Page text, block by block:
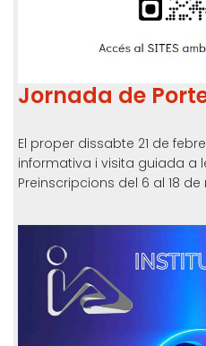
Jornada de
El proper dissabte 21 de
informativa i visita guiada a
Preinscripcions del 6 al 18